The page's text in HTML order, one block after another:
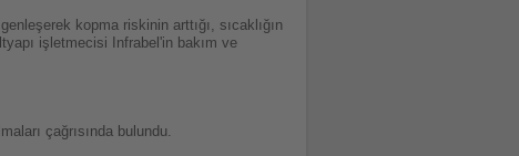
kopma riskinin arttığı, sıcaklığın
işletmecisi Infrabel'in bakım ve
çağrısında bulundu.